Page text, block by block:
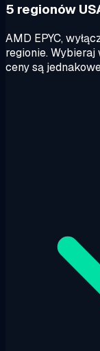
5 regionów
AMD EPYC,
regionie.
ceny są